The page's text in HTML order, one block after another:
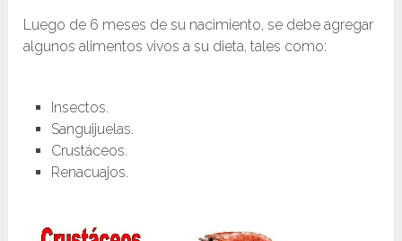
Luego de 6 meses de su nacimiento, se debe agregar
algunos alimentos vivos a su dieta, tales como:
Insectos.
Sanguijuelas.
Crustáceos.
Renacuajos.